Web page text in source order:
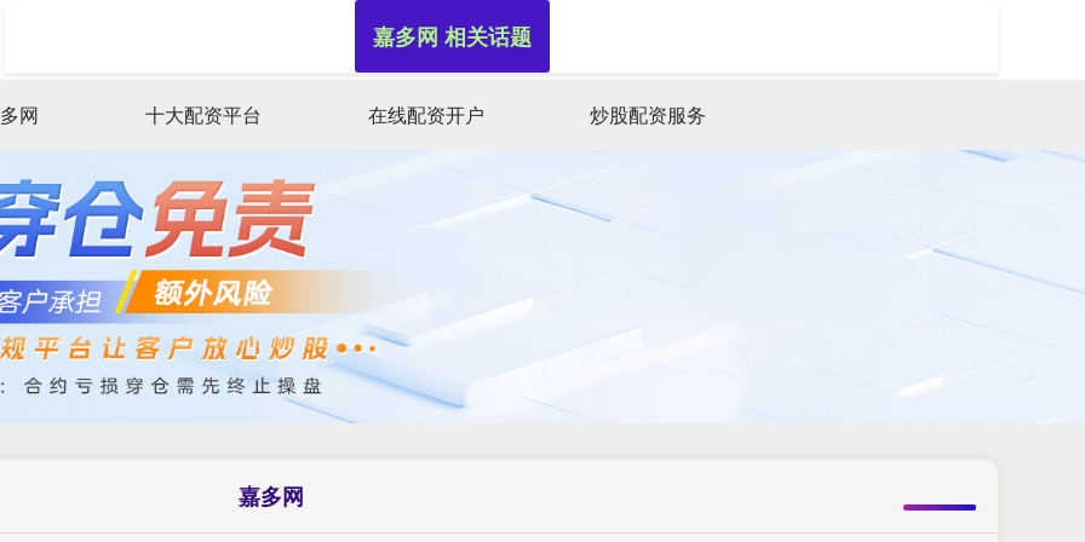
网 十大配资平台 在线配资开户 炒股配资服务
嘉多网
嘉多网 相关话题